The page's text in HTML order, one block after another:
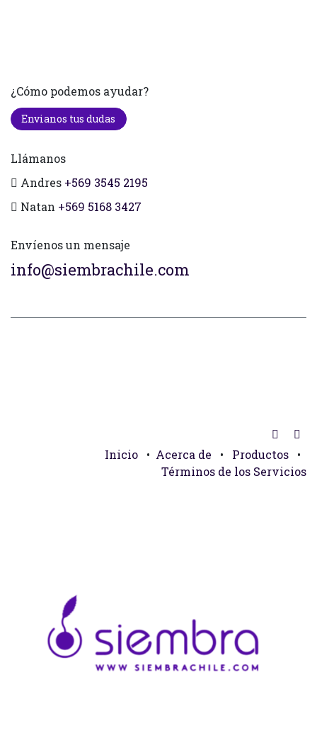
¿Cómo podemos ayudar?
Envianos tus dudas
Llámanos
Andres +569 3545 2195
Natan +569 5168 3427
Envíenos un mensaje
info@siembrachile.com
Inicio • Acerca de • Productos
•
Términos de los Servicios